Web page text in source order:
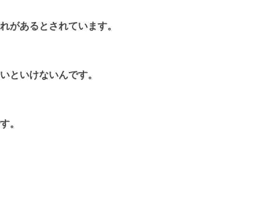
があるとされています。
といけないんです。
。